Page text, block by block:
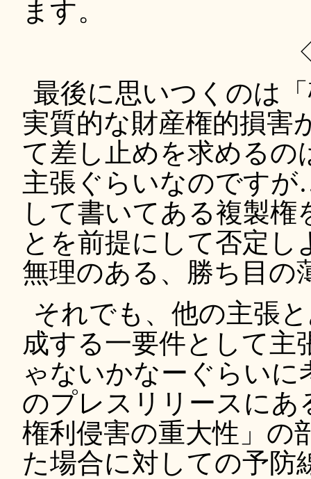
ます。
最後に思いつくのは
実質的な財産権的損害
て差し止めを求めるの
主張ぐらいなのです
して書いてある複製
とを前提にして否定
無理のある、勝ち目の
それでも、他の主張
成する一要件として
ゃないかなーぐらい
のプレスリリースにあ
権利侵害の重大性」の
た場合に対しての予防